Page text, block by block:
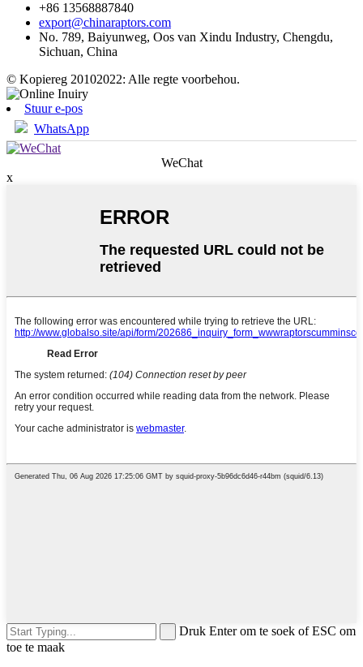
+86 13568887840
export@chinaraptors.com
No. 789, Baiyunweg, Oos van Xindu Industry, Chengdu,
Sichuan, China
© Kopiereg 20102022: Alle regte voorbehou.
Stuur e-pos
WhatsApp
WeChat
x
Druk Enter om te soek of ESC om
toe te maak